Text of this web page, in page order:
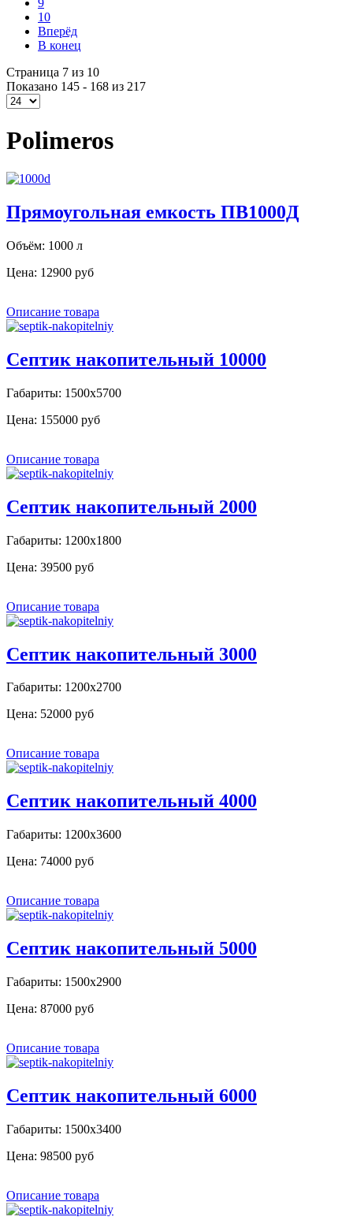
9
10
Вперёд
В конец
Страница 7 из 10
Показано 145 - 168 из 217
Polimeros
Прямоугольная емкость ПВ1000Д
Объём: 1000 л
Цена: 12900 руб
Описание товара
Септик накопительный 10000
Габариты: 1500х5700
Цена: 155000 руб
Описание товара
Септик накопительный 2000
Габариты: 1200х1800
Цена: 39500 руб
Описание товара
Септик накопительный 3000
Габариты: 1200х2700
Цена: 52000 руб
Описание товара
Септик накопительный 4000
Габариты: 1200х3600
Цена: 74000 руб
Описание товара
Септик накопительный 5000
Габариты: 1500х2900
Цена: 87000 руб
Описание товара
Септик накопительный 6000
Габариты: 1500х3400
Цена: 98500 руб
Описание товара